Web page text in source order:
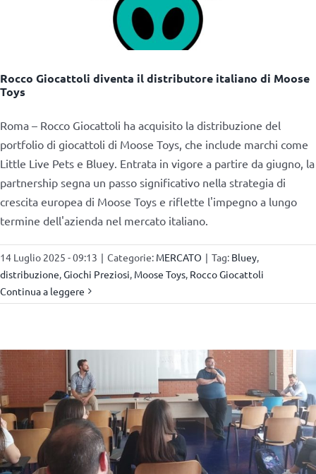
Rocco Giocattoli diventa il distributore italiano di Moose
Toys
Roma – Rocco Giocattoli ha acquisito la distribuzione del
portfolio di giocattoli di Moose Toys, che include marchi come
Little Live Pets e Bluey. Entrata in vigore a partire da giugno, la
partnership segna un passo significativo nella strategia di
crescita europea di Moose Toys e riflette l'impegno a lungo
termine dell'azienda nel mercato italiano.
14 Luglio 2025 - 09:13 | Categorie: MERCATO | Tag: Bluey,
distribuzione,Giochi Preziosi, Moose Toys, Rocco Giocattoli
Continua a leggere